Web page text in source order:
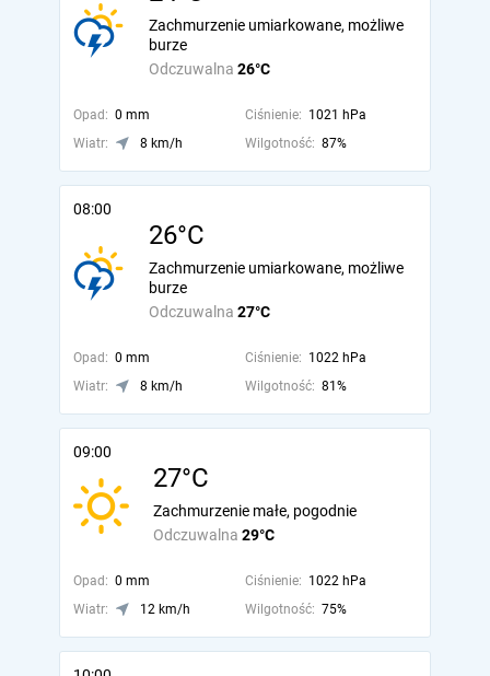
Odczuwalna 26°C
Zachmurzenie umiarkowane, możliwe
burze
Opad: 0 mm Ciśnienie: 1021 hPa
Wiatr:
8 km/h Wilgotność: 87%
08:00
26°C
Odczuwalna 27°C
Zachmurzenie umiarkowane, możliwe
burze
Opad: 0 mm Ciśnienie: 1022 hPa
Wiatr:
8 km/h Wilgotność: 81%
09:00
27°C
Odczuwalna 29°C
Zachmurzenie małe, pogodnie
Opad: 0 mm Ciśnienie: 1022 hPa
Wiatr:
12 km/h Wilgotność: 75%